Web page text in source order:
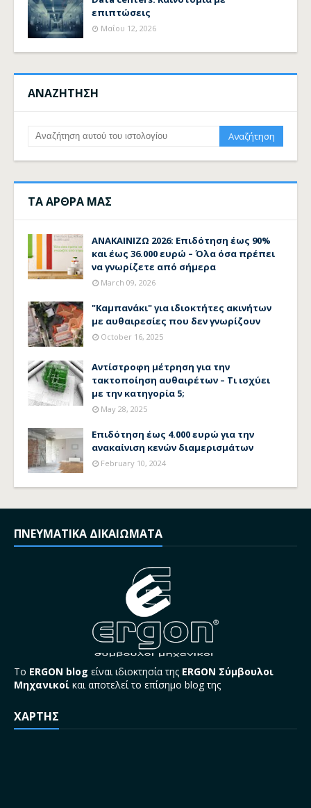
επιπτώσεις
Μαΐου 12, 2026
ΑΝΑΖΗΤΗΣΗ
ΤΑ ΑΡΘΡΑ ΜΑΣ
ΑΝΑΚΑΙΝΙΖΩ 2026: Επιδότηση έως 90%
και έως 36.000 ευρώ – Όλα όσα πρέπει
να γνωρίζετε από σήμερα
March 09, 2026
"Καμπανάκι" για ιδιοκτήτες ακινήτων
με αυθαιρεσίες που δεν γνωρίζουν
October 16, 2025
Αντίστροφη μέτρηση για την
τακτοποίηση αυθαιρέτων – Τι ισχύει
με την κατηγορία 5;
May 28, 2025
Επιδότηση έως 4.000 ευρώ για την
ανακαίνιση κενών διαμερισμάτων
February 10, 2024
ΠΝΕΥΜΑΤΙΚΑ ΔΙΚΑΙΩΜΑΤΑ
Το ERGON blog είναι ιδιοκτησία της ERGON Σύμβουλοι
Μηχανικοί και αποτελεί το επίσημο blog της
ΧΑΡΤΗΣ